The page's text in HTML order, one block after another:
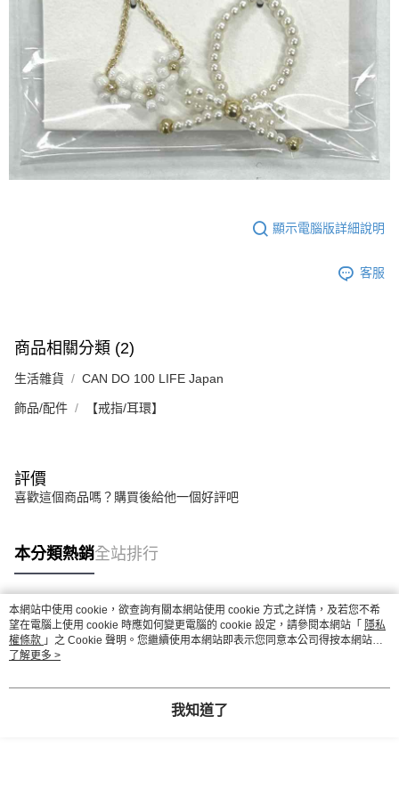
顯示電腦版詳細說明
客服
商品相關分類 (2)
生活雜貨 CAN DO 100 LIFE Japan
飾品/配件 【戒指/耳環】
評價
喜歡這個商品嗎？購買後給他一個好評吧
本分類熱銷全站排行
熱門標籤
本網站中使用 cookie，欲查詢有關本網站使用 cookie 方式之詳情，及若您不希
望在電腦上使用 cookie 時應如何變更電腦的 cookie 設定，請參閱本網站「 隱私
權條款 」之 Cookie 聲明。您繼續使用本網站即表示您同意本公司得按本網站使
用條款之 Cookie 聲明使用 cookie。
了解更多 >
我知道了